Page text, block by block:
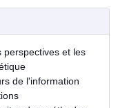
perspectives et les
de l'information